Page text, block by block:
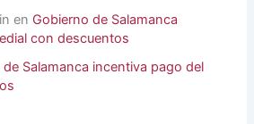
en Gobierno de Salamanca
con descuentos
de Salamanca incentiva pago del